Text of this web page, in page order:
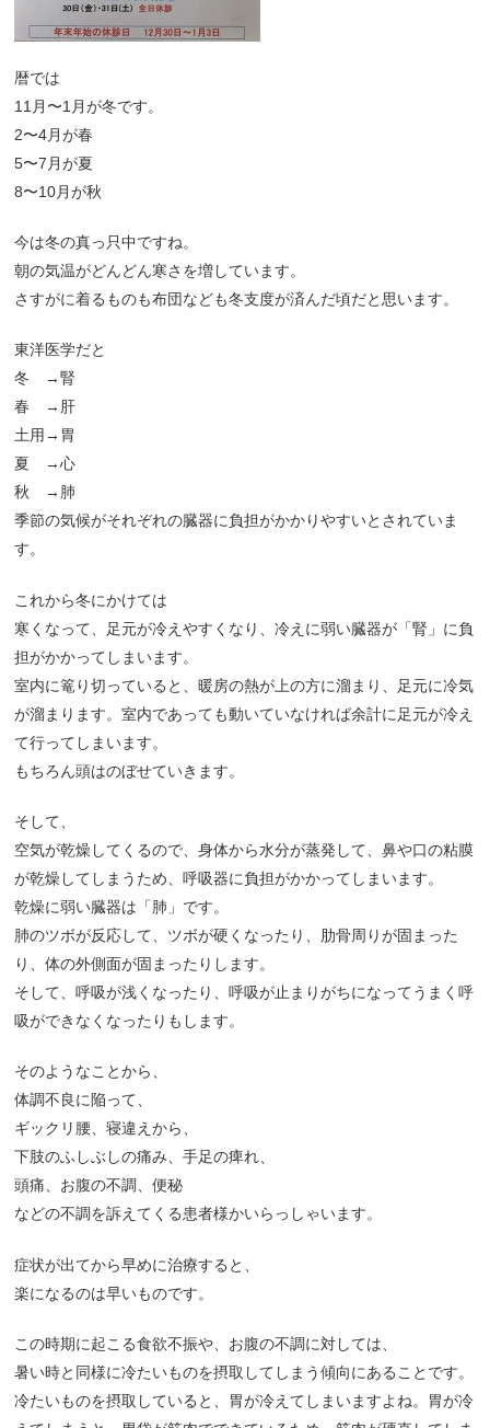
暦では
11月〜1月が冬です。
2〜4月が春
5〜7月が夏
8〜10月が秋
今は冬の真っ只中ですね。
朝の気温がどんどん寒さを増しています。
さすがに着るものも布団なども冬支度が済んだ頃だと思います。
東洋医学だと
冬 →腎
春 →肝
土用→胃
夏 →心
秋 →肺
季節の気候がそれぞれの臓器に負担がかかりやすいとされていま
す。
これから冬にかけては
寒くなって、足元が冷えやすくなり、冷えに弱い臓器が「腎」に負
担がかかってしまいます。
室内に篭り切っていると、暖房の熱が上の方に溜まり、足元に冷気
が溜まります。室内であっても動いていなければ余計に足元が冷え
て行ってしまいます。
もちろん頭はのぼせていきます。
そして、
空気が乾燥してくるので、身体から水分が蒸発して、鼻や口の粘膜
が乾燥してしまうため、呼吸器に負担がかかってしまいます。
乾燥に弱い臓器は「肺」です。
肺のツボが反応して、ツボが硬くなったり、肋骨周りが固まった
り、体の外側面が固まったりします。
そして、呼吸が浅くなったり、呼吸が止まりがちになってうまく呼
吸ができなくなったりもします。
そのようなことから、
体調不良に陥って、
ギックリ腰、寝違えから、
下肢のふしぶしの痛み、手足の痺れ、
頭痛、お腹の不調、便秘
などの不調を訴えてくる患者様かいらっしゃいます。
症状が出てから早めに治療すると、
楽になるのは早いものです。
この時期に起こる食欲不振や、お腹の不調に対しては、
暑い時と同様に冷たいものを摂取してしまう傾向にあることです。
冷たいものを摂取していると、胃が冷えてしまいますよね。胃が冷